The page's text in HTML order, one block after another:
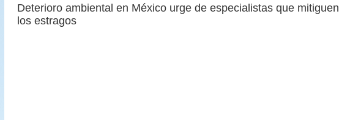
Deterioro ambiental en México urge de especialistas que mitiguen
los estragos